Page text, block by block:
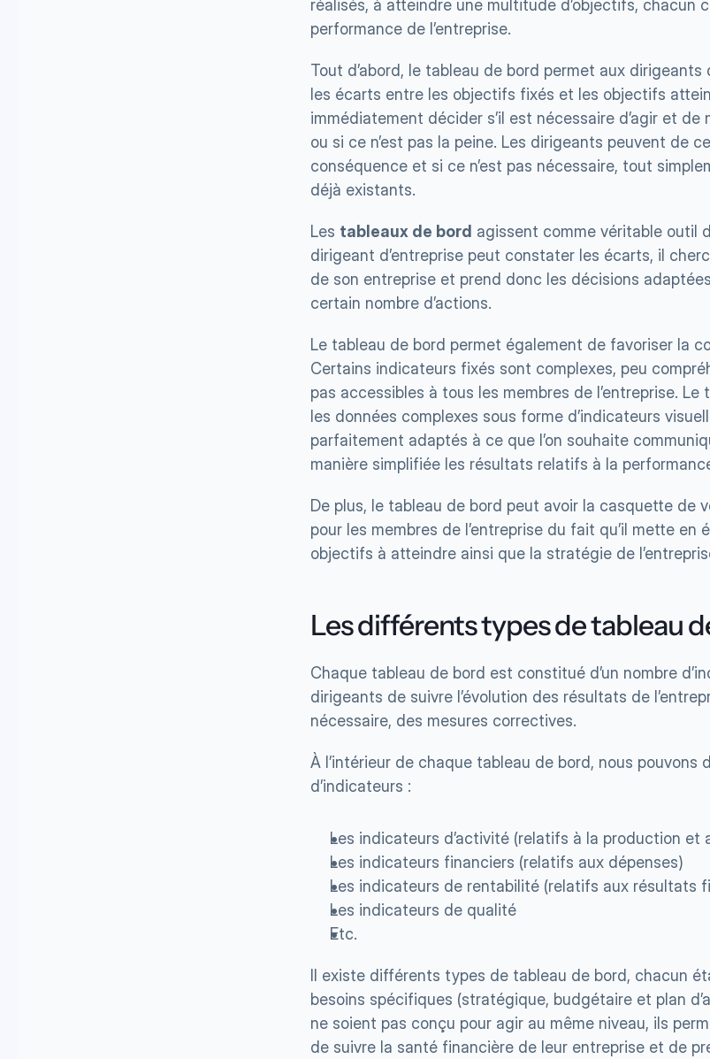
réalisés, à atteindre une multitude d’objectifs, chacun
performance de l’entreprise.
Tout d’abord, le tableau de bord permet aux
les écarts entre les objectifs fixés et les objectifs
immédiatement décider s’il est nécessaire d’agir et
ou si ce n’est pas la peine. Les dirigeants peuvent de
conséquence et si ce n’est pas nécessaire, tout
déjà existants.
Les tableaux de bord agissent comme véritable outil
dirigeant d’entreprise peut constater les écarts, il
de son entreprise et prend donc les décisions
certain nombre d’actions.
Le tableau de bord permet également de favoriser la
Certains indicateurs fixés sont complexes, peu
pas accessibles à tous les membres de l’entreprise.
les données complexes sous forme d’indicateurs
parfaitement adaptés à ce que l’on souhaite
manière simplifiée les résultats relatifs à la
De plus, le tableau de bord peut avoir la casquette de
pour les membres de l’entreprise du fait qu’il mette en
objectifs à atteindre ainsi que la stratégie de
Les différents types de tableau
Chaque tableau de bord est constitué d’un nombre
dirigeants de suivre l’évolution des résultats de
nécessaire, des mesures correctives.
À l’intérieur de chaque tableau de bord, nous pouvons
d’indicateurs :
Les indicateurs d’activité (relatifs à la production et
Les indicateurs financiers (relatifs aux dépenses)
Les indicateurs de rentabilité (relatifs aux résultats
Les indicateurs de qualité
Etc.
Il existe différents types de tableau de bord, chacun
besoins spécifiques (stratégique, budgétaire et plan
ne soient pas conçu pour agir au même niveau, ils
de suivre la santé financière de leur entreprise et de